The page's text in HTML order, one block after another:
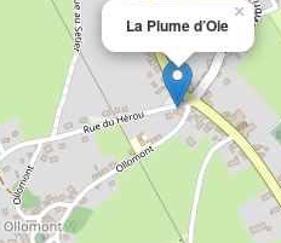
La Plume d’Oie
×